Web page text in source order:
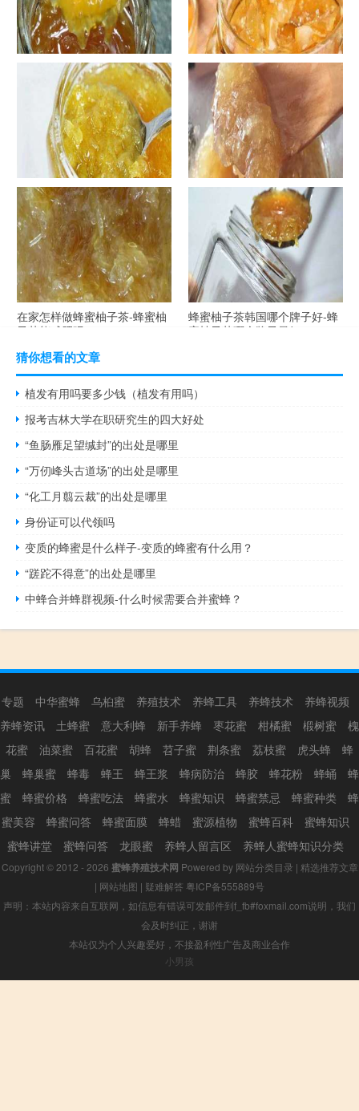
罐装蜂蜜柚子茶胖吗-蜂蜜柚子
茶喝了会发胖吗？
在家怎样做蜂蜜柚子茶-喝蜂蜜
柚子茶有哪些禁忌？
自制蜂蜜柚子茶-蜂蜜柚子茶最
容易做什么？
在家怎样做蜂蜜柚子茶-蜂蜜柚
子茶可以解酒吗？
在家怎样做蜂蜜柚子茶-蜂蜜柚
子茶能减肥吗？
蜂蜜柚子茶韩国哪个牌子好-蜂
蜜柚子茶哪个牌子最好？
猜你想看的文章
植发有用吗要多少钱（植发有用吗）
报考吉林大学在职研究生的四大好处
“鱼肠雁足望缄封”的出处是哪里
“万仞峰头古道场”的出处是哪里
“化工月翦云裁”的出处是哪里
身份证可以代领吗
变质的蜂蜜是什么样子-变质的蜂蜜有什么用？
“蹉跎不得意”的出处是哪里
中蜂合并蜂群视频-什么时候需要合并蜜蜂？
专题 中华蜜蜂 乌桕蜜 养殖技术 养蜂工具 养蜂技术
养蜂视频
养蜂资讯
土蜂蜜 意大利蜂 新手养蜂 枣花蜜 柑橘蜜 椴树蜜
槐
花蜜
油菜蜜 百花蜜 胡蜂 苕子蜜 荆条蜜 荔枝蜜 虎头蜂
蜂
巢
蜂巢蜜 蜂毒 蜂王 蜂王浆 蜂病防治 蜂胶 蜂花粉 蜂蛹
蜂
蜜
蜂蜜价格 蜂蜜吃法 蜂蜜水 蜂蜜知识 蜂蜜禁忌 蜂蜜种类
蜂
蜜美容
蜂蜜问答 蜂蜜面膜 蜂蜡 蜜源植物 蜜蜂百科
蜜蜂知识
蜜蜂讲堂
蜜蜂问答 龙眼蜜 养蜂人留言区 养蜂人蜜蜂知识分类
Copyright © 2012 - 2026 蜜蜂养殖技术网 Powered by 网站分类目录 | 精选推荐文章
| 网站地图 | 疑难解答 粤ICP备555889号
声明：本站内容来自互联网，如信息有错误可发邮件到f_fb#foxmail.com说明，我们
会及时纠正，谢谢
本站仅为个人兴趣爱好，不接盈利性广告及商业合作
小男孩